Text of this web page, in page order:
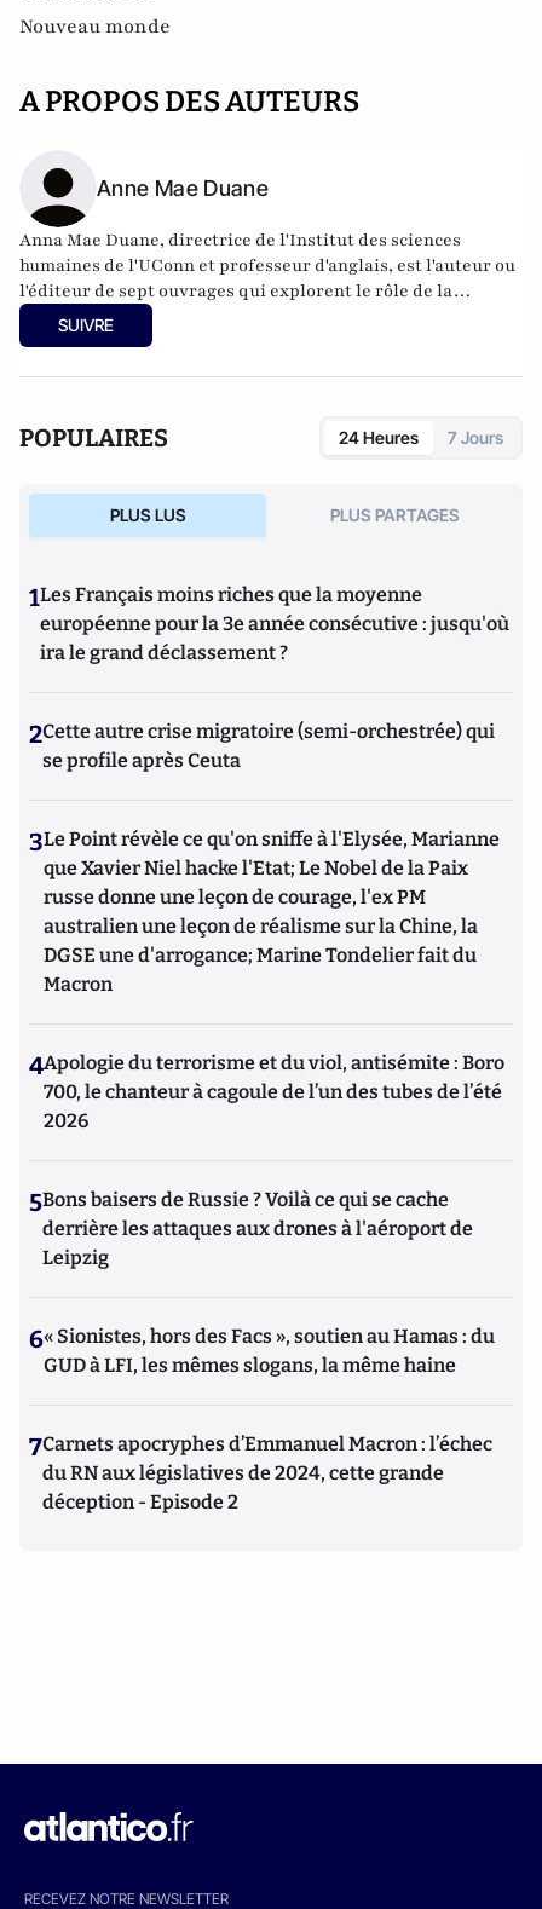
Nouveau monde
A PROPOS DES AUTEURS
Anne Mae Duane
Anna Mae Duane, directrice de l'Institut des sciences
humaines de l'UConn et professeur d'anglais, est l'auteur ou
l'éditeur de sept ouvrages qui explorent le rôle de la
sympathie dans le changement politique.
SUIVRE
POPULAIRES 24 Heures 7 Jours
PLUS LUS PLUS PARTAGES
1Les Français moins riches que la moyenne
européenne pour la 3e année consécutive : jusqu'où
ira le grand déclassement ?
2Cette autre crise migratoire (semi-orchestrée) qui
se profile après Ceuta
3Le Point révèle ce qu'on sniffe à l'Elysée, Marianne
que Xavier Niel hacke l'Etat; Le Nobel de la Paix
russe donne une leçon de courage, l'ex PM
australien une leçon de réalisme sur la Chine, la
DGSE une d'arrogance; Marine Tondelier fait du
Macron
4Apologie du terrorisme et du viol, antisémite : Boro
700, le chanteur à cagoule de l’un des tubes de l’été
2026
5Bons baisers de Russie ? Voilà ce qui se cache
derrière les attaques aux drones à l'aéroport de
Leipzig
6« Sionistes, hors des Facs », soutien au Hamas : du
GUD à LFI, les mêmes slogans, la même haine
7Carnets apocryphes d’Emmanuel Macron : l’échec
du RN aux législatives de 2024, cette grande
déception - Episode 2
RECEVEZ NOTRE NEWSLETTER